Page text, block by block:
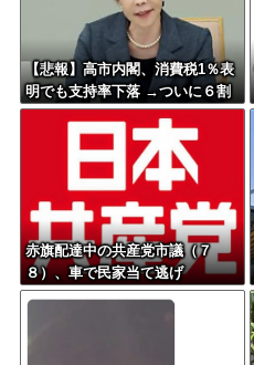
【悲報】高市内閣、消費税1％表
明でも支持率下落 →ついに６割
割れ
赤旗配達中の共産党市議（７
８）、車で民家当て逃げ